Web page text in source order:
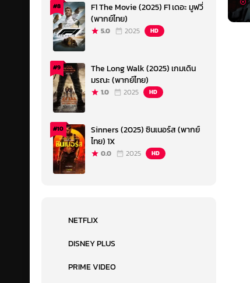
#8
F1 The Movie (2025) F1 เดอะ มูฟวี่
(พากย์ไทย)
5.0 2025 HD
#9
The Long Walk (2025) เกมเดิน
มรณะ (พากย์ไทย)
1.0 2025 HD
#10
Sinners (2025) ซินเนอร์ส (พากย์
ไทย) 1X
0.0 2025 HD
NETFLIX
DISNEY PLUS
PRIME VIDEO